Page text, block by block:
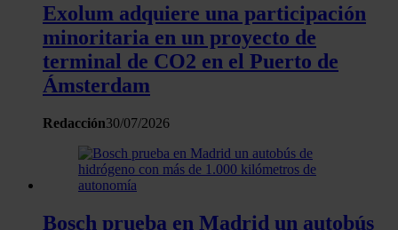
Exolum adquiere una participación
minoritaria en un proyecto de
terminal de CO2 en el Puerto de
Ámsterdam
Redacción30/07/2026
Bosch prueba en Madrid un autobús